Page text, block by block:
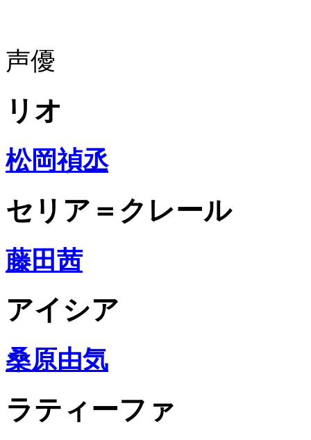
声優
リオ
松岡禎丞
セリア＝クレール
藤田茜
アイシア
桑原由気
ラティーファ